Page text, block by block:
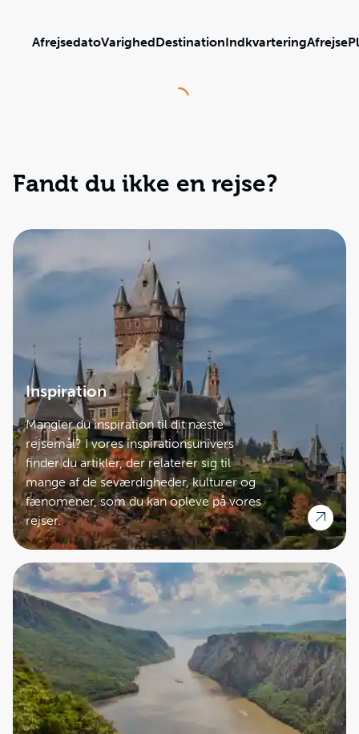
AfrejsedatoVarighedDestinationIndkvarteringAfrejse
Fandt du ikke en rejse?
Inspiration
Mangler du inspiration til dit næste
rejsemål? I vores inspirationsunivers
finder du artikler, der relaterer sig til
mange af de seværdigheder, kulturer og
fænomener, som du kan opleve på vores
rejser.